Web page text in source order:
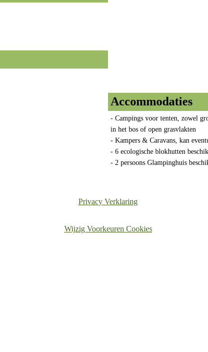
Accommodaties
- Campings voor tenten, zowel
in het bos of open grasvlakten
- Kampers & Caravans, kan
- 6 ecologische blokhutten
- 2 persoons Glampinghuis
Privacy Verklaring
Wijzig Voorkeuren Cookies